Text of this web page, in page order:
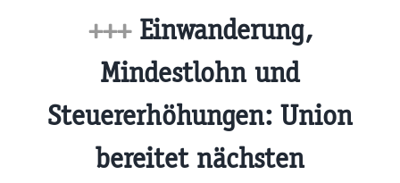
+++Einwanderung,
Mindestlohn und
Steuererhöhungen: Union
bereitet nächsten